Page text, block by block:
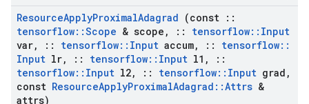
ResourceApplyProximalAdagrad (const ::
tensorflow::Scope & scope , :: tensorflow:: Input
var, :: tensorflow:: Input accum, :: tensorflow::
Input lr, :: tensorflow:: Input l1 ,
::
tensorflow:: Input l2, :: tensorflow:: Input grad ,
const ResourceApplyProximalAdagrad ::Attrs &
attrs)